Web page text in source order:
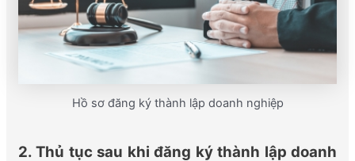
Hồ sơ đăng ký thành lập doanh nghiệp
2. Thủ tục sau khi đăng ký thành lập doanh